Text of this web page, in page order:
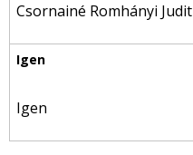
Csornainé Romhányi Judit
Igen